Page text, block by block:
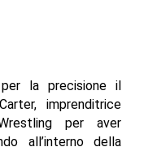
la precisione il
imprenditrice
per aver
all’interno della